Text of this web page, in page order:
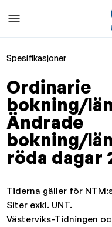
Spesifikasjoner
Ordinarie
bokning/
Ändrade
bokning/
röda dagar
Tiderna gäller för
Siter exkl. UNT.
Västerviks-Tidningen